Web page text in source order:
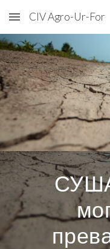
Skip to main content
CIV Agro-Ur-For